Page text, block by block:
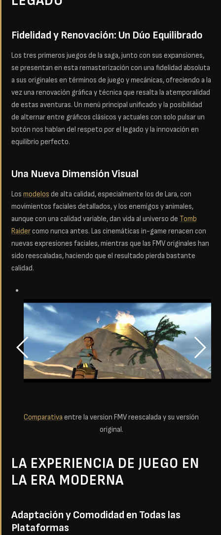
Fidelidad y Renovación: Un Dúo Equilibrado
Los tres primeros juegos de la saga, junto con sus expansiones,
se presentan en esta remasterización con una fidelidad absoluta
a sus originales en términos de juego y mecánicas, ofreciendo a la
vez una renovación gráfica y técnica que resalta la atemporalidad
de estas aventuras. Un menú principal unificado y la posibilidad
de alternar entre gráficos clásicos y actuales con solo pulsar un
botón nos hablan del respeto por el legado y la innovación en
equilibrio perfecto.
Una Nueva Dimensión Visual
Los modelos de alta calidad, especialmente los de Lara, con
movimientos faciales detallados, y los enemigos y animales,
aunque con una calidad variable, dan vida al universo de Tomb
Raidercomo nunca antes. Las cinemáticas in-game renacen con
nuevas expresiones faciales, mientras que las FMV originales han
sido reescaladas, haciendo que el resultado pierda bastante
calidad.
Comparativa entre la version FMV reescalada y su versión
original.
LA EXPERIENCIA DE JUEGO EN
LA ERA MODERNA
Adaptación y Comodidad en Todas las
Plataformas